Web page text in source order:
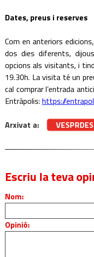
Dates, preus i reserves
Com en anteriors
dos dies diferents,
opcions als visitants, i
19.30h. La visita té un
cal comprar l’entrada
Entràpolis: https://
Arxivat a:
VESPRDES
Escriu la teva
Nom:
Opinió: